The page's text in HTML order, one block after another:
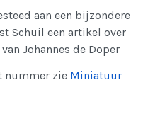
aan een bijzondere
Schuil een artikel over
Johannes de Doper
nummer zie Miniatuur